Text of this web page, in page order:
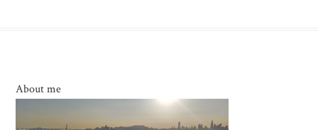
About me